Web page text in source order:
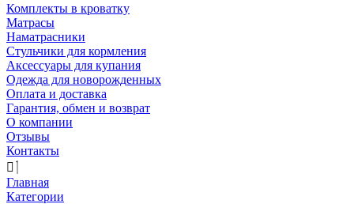
Комплекты в кроватку
Матрасы
Наматрасники
Стульчики для кормления
Аксессуары для купания
Одежда для новорожденных
Оплата и доставка
Гарантия, обмен и возврат
О компании
Отзывы
Контакты
Главная
Категории